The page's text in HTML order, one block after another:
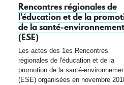
Rencontres régionales de
l'éducation et de la
de la santé-environnement
(ESE)
Les actes des 1es Rencontres
régionales de l'éducation et de la
promotion de la santé-
(ESE) organisées en novembre